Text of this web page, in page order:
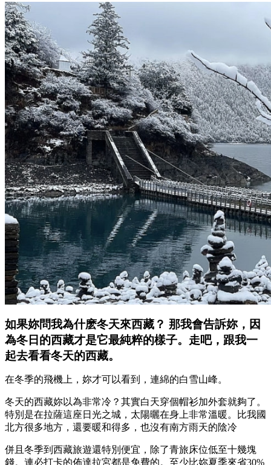
如果妳問我為什麽冬天來西藏？ 那我會告訴妳，因
為冬日的西藏才是它最純粹的樣子。走吧，跟我一
起去看看冬天的西藏。
在冬季的飛機上，妳才可以看到，連綿的白雪山峰。
冬天的西藏妳以為非常冷？其實白天穿個帽衫加外套就夠了。
特別是在拉薩這座日光之城，太陽曬在身上非常溫暖。比我國
北方很多地方，還要暖和得多，也沒有南方雨天的陰冷
併且冬季到西藏旅遊還特別便宜，除了青旅床位低至十幾塊
錢。連必打卡的佈達拉宮都是免費的。至少比妳夏季來省30%